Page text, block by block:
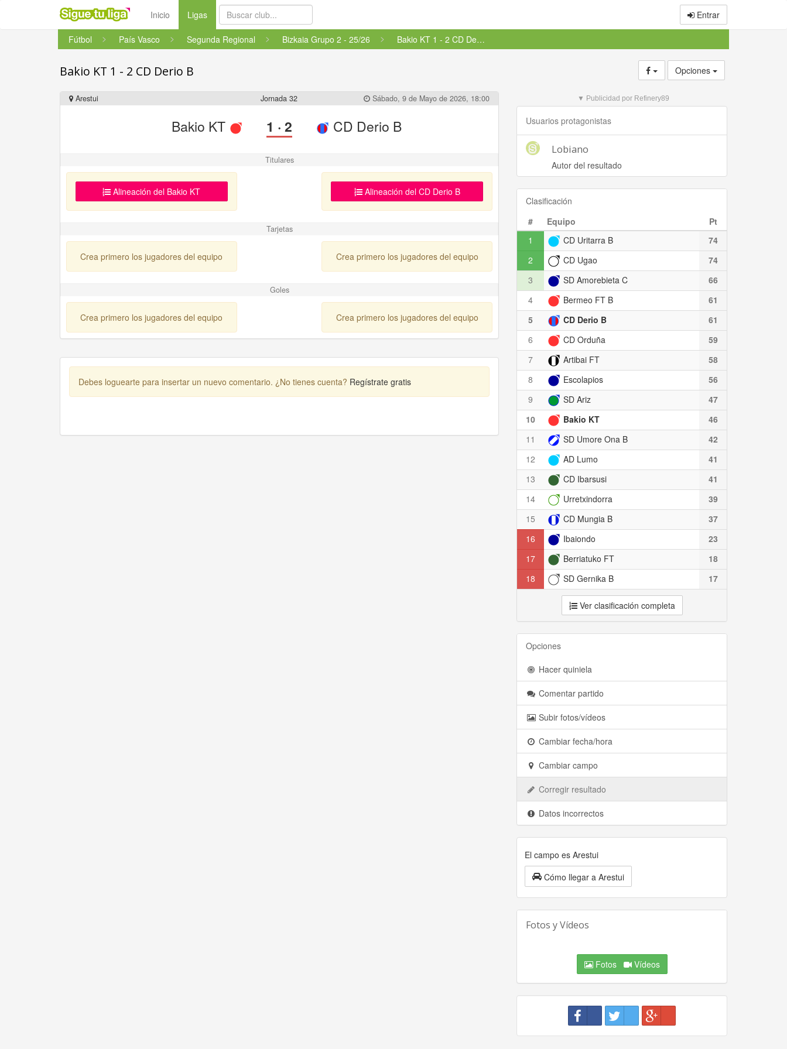
Inicio Ligas(current) Entrar
Fútbol País Vasco Segunda Regional Bizkaia Grupo 2 - 25/26 Bakio KT 1 - 2 CD Derio B
Bakio KT 1 - 2 CD Derio B Opciones
Arestui Jornada 32 Sábado, 9 de Mayo de 2026, 18:00
Bakio KT 1 · 2 CD Derio B
Titulares
Alineación del Bakio KT Alineación del CD Derio B
Tarjetas
Crea primero los jugadores del equipo Crea primero los jugadores del equipo
Goles
Crea primero los jugadores del equipo Crea primero los jugadores del equipo
Debes loguearte para insertar un nuevo comentario. ¿No tienes cuenta? Regístrate gratis
▼ Publicidad por Refinery89
Usuarios protagonistas
Lobiano
Autor del resultado
Clasificación
#
Equipo
Pt
1
CD Uritarra B
74
2
CD Ugao
74
3
SD Amorebieta C
66
4
Bermeo FT B
61
5
CD Derio B
61
6
CD Orduña
59
7
Artibai FT
58
8
Escolapios
56
9
SD Ariz
47
10
Bakio KT
46
11
SD Umore Ona B
42
12
AD Lumo
41
13
CD Ibarsusi
41
14
Urretxindorra
39
15
CD Mungia B
37
16
Ibaiondo
23
17
Berriatuko FT
18
18
SD Gernika B 17
Ver clasificación completa
Opciones
Hacer quiniela
Comentar partido
Subir fotos/vídeos
Cambiar fecha/hora
Cambiar campo
Corregir resultado
Datos incorrectos
El campo es Arestui
Cómo llegar a Arestui
Fotos y Vídeos
Fotos Vídeos